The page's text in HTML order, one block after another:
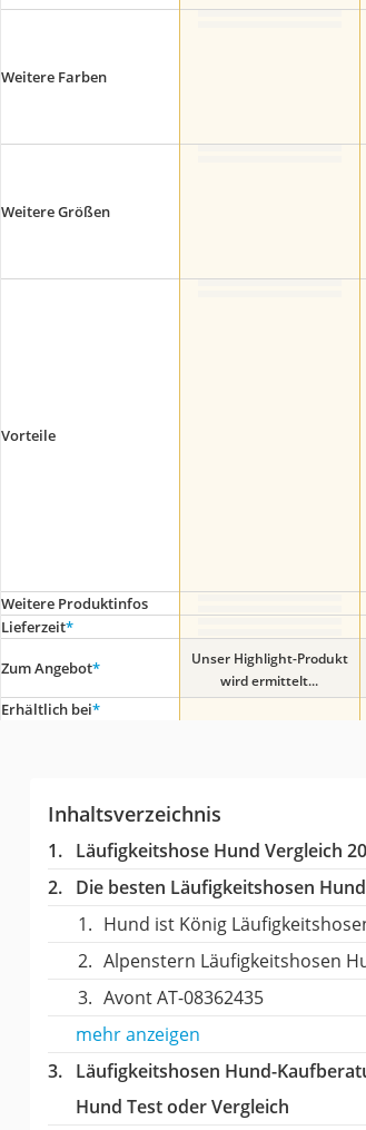
Weitere Farben
Weitere Größen
Vorteile
Weitere Produktinfos
Lieferzeit*
Zum Angebot*
Unser Highlight-Produkt
wird ermittelt...
Erhältlich bei*
Inhaltsverzeichnis
Läufigkeitshose Hund Vergleich
Die besten Läufigkeitshosen
Hund ist König
Alpenstern Läufigkeitshosen
Avont AT-08362435
mehr anzeigen
Läufigkeitshosen Hund-
Hund Test oder Vergleich